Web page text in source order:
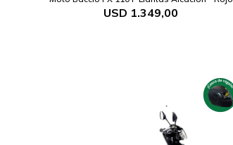
USD 1.349,00